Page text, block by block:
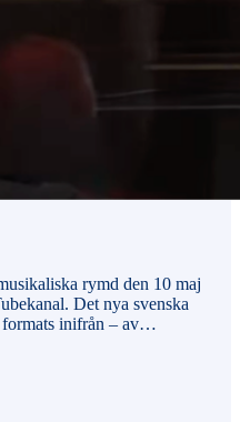
rymd den 10 maj
Det nya svenska
formats inifrån – av…